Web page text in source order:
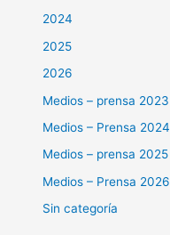
2024
2025
2026
Medios – prensa 2023
Medios – Prensa 2024
Medios – prensa 2025
Medios – Prensa 2026
Sin categoría